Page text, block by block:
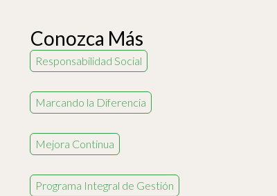
Conozca Más
Responsabilidad Social
Marcando la Diferencia
Mejora Continua
Programa Integral de Gestión